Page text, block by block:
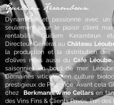
Guillem Kerambrun
Dynamique et passionné avec
seulement pour le plaisir client
rentabilité, Guillem Kerambrun
Directeur Général auChâteau
la production et la distribution des
d'olives mais aussi du Café Léoube
saisonnier en bord de mer.
Domaines viticoles en culture
prestigieux de Provence. Avant cela
chez
Berkmann Wine Cellarsen
des Vins Fins & Clients Privés, l'un